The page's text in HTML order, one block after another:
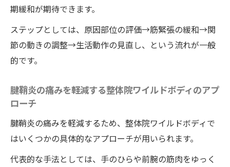
期緩和が期待できます。
ステップとしては、原因部位の評価→筋緊張の緩和→関
節の動きの調整→生活動作の見直し、という流れが一般
的です。
腱鞘炎の痛みを軽減する整体院ワイルドボディのアプ
ローチ
腱鞘炎の痛みを軽減するため、整体院ワイルドボディで
はいくつかの具体的なアプローチが用いられます。
代表的な手法としては、手のひらや前腕の筋肉をゆっく